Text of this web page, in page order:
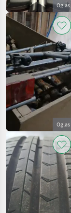
Oglas
Oglas